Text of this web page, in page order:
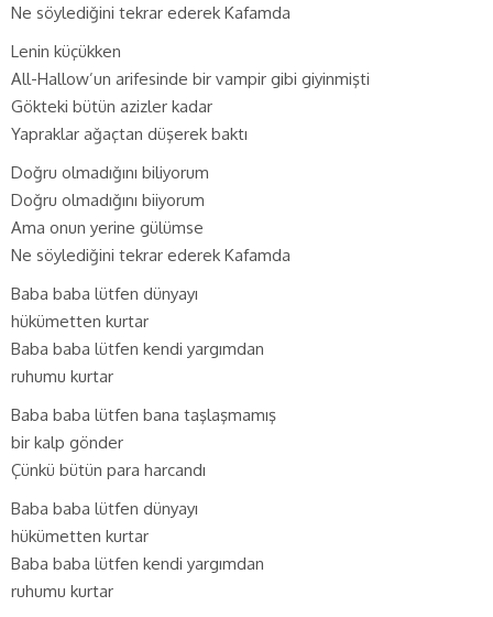
Ne söylediğini tekrar ederek Kafamda
Lenin küçükken
All-Hallow’un arifesinde bir vampir gibi giyinmişti
Gökteki bütün azizler kadar
Yapraklar ağaçtan düşerek baktı
Doğru olmadığını biliyorum
Doğru olmadığını biiyorum
Ama onun yerine gülümse
Ne söylediğini tekrar ederek Kafamda
Baba baba lütfen dünyayı
hükümetten kurtar
Baba baba lütfen kendi yargımdan
ruhumu kurtar
Baba baba lütfen bana taşlaşmamış
bir kalp gönder
Çünkü bütün para harcandı
Baba baba lütfen dünyayı
hükümetten kurtar
Baba baba lütfen kendi yargımdan
ruhumu kurtar